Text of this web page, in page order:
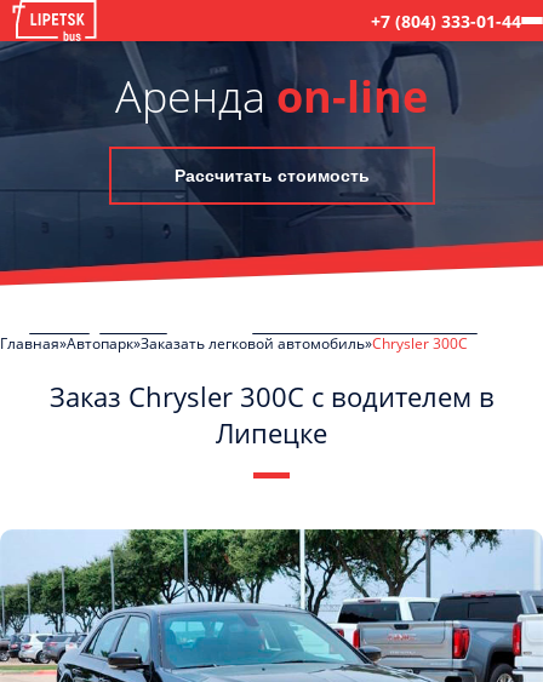
+7 (804) 333-01-44
Аренда on-line
Рассчитать стоимость
Главная Автопарк Заказать легковой автомобиль Chrysler 300C
Заказ Chrysler 300C с водителем в
Липецке
Политикой конфиденциальности
ознакомлен(а), даю согласие на